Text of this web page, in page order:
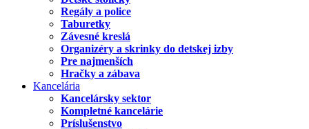
Regály a police
Taburetky
Závesné kreslá
Organizéry a skrinky do detskej izby
Pre najmenších
Hračky a zábava
Kancelária
Kancelársky sektor
Kompletné kancelárie
Príslušenstvo